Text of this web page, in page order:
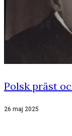
Polsk präst
26 maj 2025